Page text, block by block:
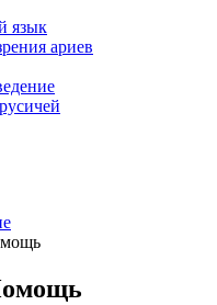
язык
ариев